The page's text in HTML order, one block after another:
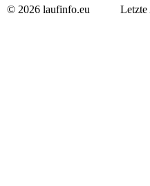
© 2026 laufinfo.eu Letzte